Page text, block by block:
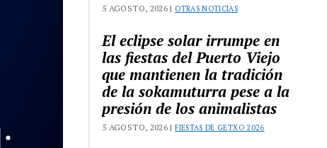
5 AGOSTO, 2026 | OTRAS NOTICIAS
El eclipse solar irrumpe en
las fiestas del Puerto Viejo
que mantienen la tradición
de la sokamuturra pese a la
presión de los animalistas
5 AGOSTO, 2026 |FIESTAS DE GETXO 2026